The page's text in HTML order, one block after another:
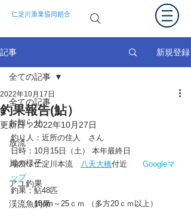
仁淀川漁業協同組合
記事 新規登録
全ての記事
お知らせ
放流
川の様子
アユ釣果
渓流魚釣果
全ての記事
釣果報告(鮎）
2022年10月17日
更新日：2022年10月27日
釣り人：近所の住人　さん
日時：10月15日（土） 本年最終日
場所：仁淀川本流 八天大橋付近 Googleマ
ップ
釣果：鮎48匹
18cm～25ｃｍ （多方20ｃｍ以上）